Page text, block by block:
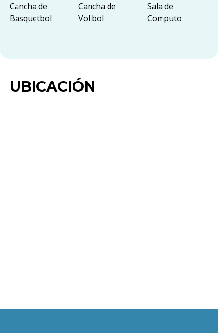
Cancha de
Basquetbol
Cancha de
Volibol
Sala de
Computo
UBICACIÓN